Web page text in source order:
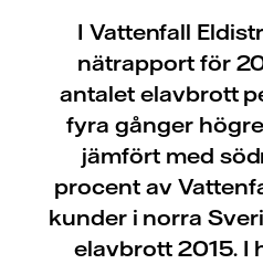
I Vattenfall
nätrapport för
antalet elavbrott
fyra gånger
jämfört med
procent av
kunder i norra
elavbrott 2015. I